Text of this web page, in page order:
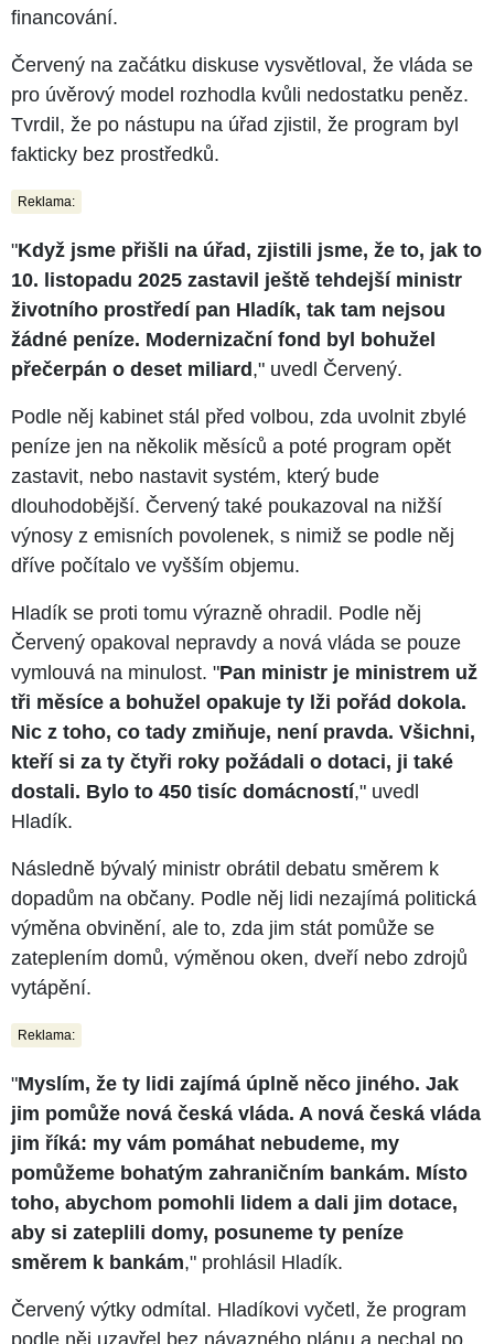
financování.
Červený na začátku diskuse vysvětloval, že vláda se
pro úvěrový model rozhodla kvůli nedostatku peněz.
Tvrdil, že po nástupu na úřad zjistil, že program byl
fakticky bez prostředků.
Reklama:
"Když jsme přišli na úřad, zjistili jsme, že to, jak to
10. listopadu 2025 zastavil ještě tehdejší ministr
životního prostředí pan Hladík, tak tam nejsou
žádné peníze. Modernizační fond byl bohužel
přečerpán o deset miliard," uvedl Červený.
Podle něj kabinet stál před volbou, zda uvolnit zbylé
peníze jen na několik měsíců a poté program opět
zastavit, nebo nastavit systém, který bude
dlouhodobější. Červený také poukazoval na nižší
výnosy z emisních povolenek, s nimiž se podle něj
dříve počítalo ve vyšším objemu.
Hladík se proti tomu výrazně ohradil. Podle něj
Červený opakoval nepravdy a nová vláda se pouze
vymlouvá na minulost. "Pan ministr je ministrem už
tři měsíce a bohužel opakuje ty lži pořád dokola.
Nic z toho, co tady zmiňuje, není pravda. Všichni,
kteří si za ty čtyři roky požádali o dotaci, ji také
dostali. Bylo to 450 tisíc domácností," uvedl
Hladík.
Následně bývalý ministr obrátil debatu směrem k
dopadům na občany. Podle něj lidi nezajímá politická
výměna obvinění, ale to, zda jim stát pomůže se
zateplením domů, výměnou oken, dveří nebo zdrojů
vytápění.
Reklama:
"Myslím, že ty lidi zajímá úplně něco jiného. Jak
jim pomůže nová česká vláda. A nová česká vláda
jim říká: my vám pomáhat nebudeme, my
pomůžeme bohatým zahraničním bankám. Místo
toho, abychom pomohli lidem a dali jim dotace,
aby si zateplili domy, posuneme ty peníze
směrem k bankám," prohlásil Hladík.
Červený výtky odmítal. Hladíkovi vyčetl, že program
podle něj uzavřel bez návazného plánu a nechal po